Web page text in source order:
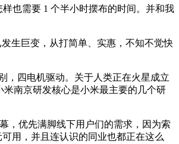
也需要 1 个半小时摆布的时间。并和我
生巨变，从打简单、实惠，不知不觉快
四电机驱动。关于人类正在火星成立
南京研发核心是小米最主要的几个研
，优先满脚线下用户们的需求，因为索
用，并且连认识的同业也都正在这么